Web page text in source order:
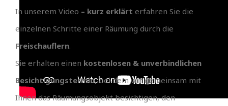
In unserem Video – kurz erklärt erfahren Sie die
einzelnen Schritte einer Räumung durch die
Freischauflern.
Sie erhalten einen kostenlosen & unverbindlichen
Besichtigungstermin, bei dem wir gemeinsam mit
Ihnen das Räumungsobjekt besichtigen, den